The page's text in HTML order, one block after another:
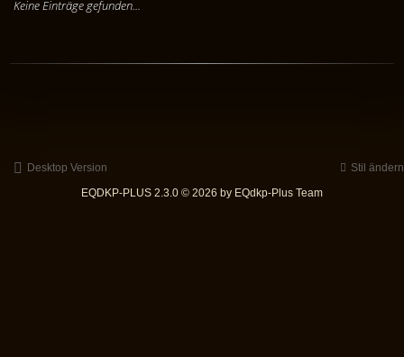
Keine Einträge gefunden...
Desktop Version
Stil ändern
EQDKP-PLUS 2.3.0 © 2026 by EQdkp-Plus Team